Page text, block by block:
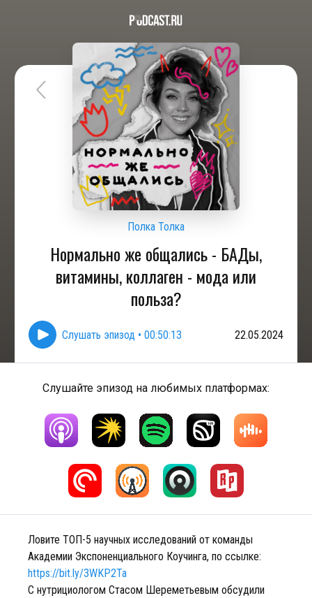
Полка Толка
Нормально же общались - БАДы,
витамины, коллаген - мода или
польза?
Слушать эпизод • 00:50:13 22.05.2024
Слушайте эпизод на любимых платформах:
Ловите ТОП-5 научных исследований от команды
Академии Экспоненциального Коучинга, по ссылке:
https://bit.ly/3WKP2Ta
С нутрициологом Стасом Шереметьевым обсудили